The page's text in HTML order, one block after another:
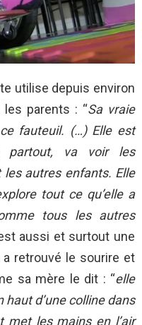
utilise depuis environ
parents : “Sa vraie
fauteuil. (…) Elle est
partout, va voir les
les autres enfants. Elle
tout ce qu’elle a
tous les autres
aussi et surtout une
retrouvé le sourire et
sa mère le dit : “elle
haut d’une colline dans
met les mains en l’air